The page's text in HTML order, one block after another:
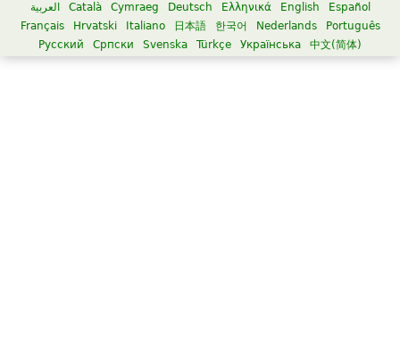
العربية Català Cymraeg Deutsch Ελληνικά English
Español
Français
Hrvatski Italiano 日本語 한국어 Nederlands
Português
Русский
Српски Svenska Türkçe Українська 中文(简体)